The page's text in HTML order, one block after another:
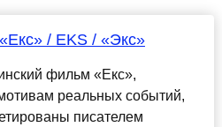
/ EKS / «Экс»
фильм «Екс»,
реальных событий,
писателем